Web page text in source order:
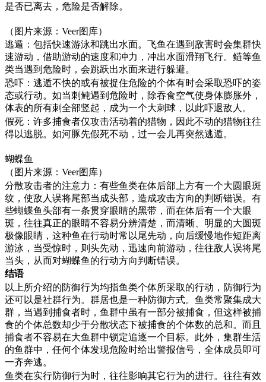
是否已离去，危险是否解除。
（图片来源：Veer图库）
逃遁：包括快速游泳和跳出水面。飞鱼在遇到敌害时会集群快
速游动，借助游动的速度和冲力，冲出水面滑翔飞行。鲢等鱼
类当遇到危险时，会跳跃出水面来进行躲避。
恐吓：逃遁不快的或有被捉住危险的个体有时会采取恐吓的姿
态或行动。如当刺鲀遇到危险时，除吞食空气使身体膨胀外，
体表的所有刺全部竖起，成为一个大刺球，以此吓退敌人。
假死：许多捕食者仅攻击活动着的猎物，因此不动的猎物往往
得以逃脱。如河豚先假死不动，过一会儿再突然逃遁。
蝴蝶鱼
（图片来源：Veer图库）
分散攻击者的注意力：有些鱼类在体后部上方有一个大圆眼斑
纹，使敌人误将尾部当成头部，造成攻击方向的判断错误。有
些蝴蝶鱼头部有一条贯穿眼睛的黑带，而在体后有一个大眼
斑，往往真正的眼睛不容易分辨清楚，而清晰、明显的大圆斑
极像眼睛，这种鱼在行动时常以尾先动，向后缓慢地作短距离
游泳，当受惊时，则头先动，迅速向前游动，往往敌人误将尾
当头，从而对蝴蝶鱼的行动方向判断错误。
结语
以上所介绍的防御行为均指鱼类个体所采取的行动，防御行为
还可以是社群行为。群居也是一种防御方式。鱼类常聚集成大
群，当遇到捕食者时，鱼群中虽有一部分被捕食，但这样被捕
食的个体总数却少于分散状态下被捕食的个体数的总和。而且
捕食者不容易在大鱼群中锁定追逐一个目标。此外，集群生活
的鱼群中，任何个体发现危险时给出警报信号，全体成员即可
一齐奔逃。
鱼类在实行防御行为时，往往影响其它行为的进行。往往有效